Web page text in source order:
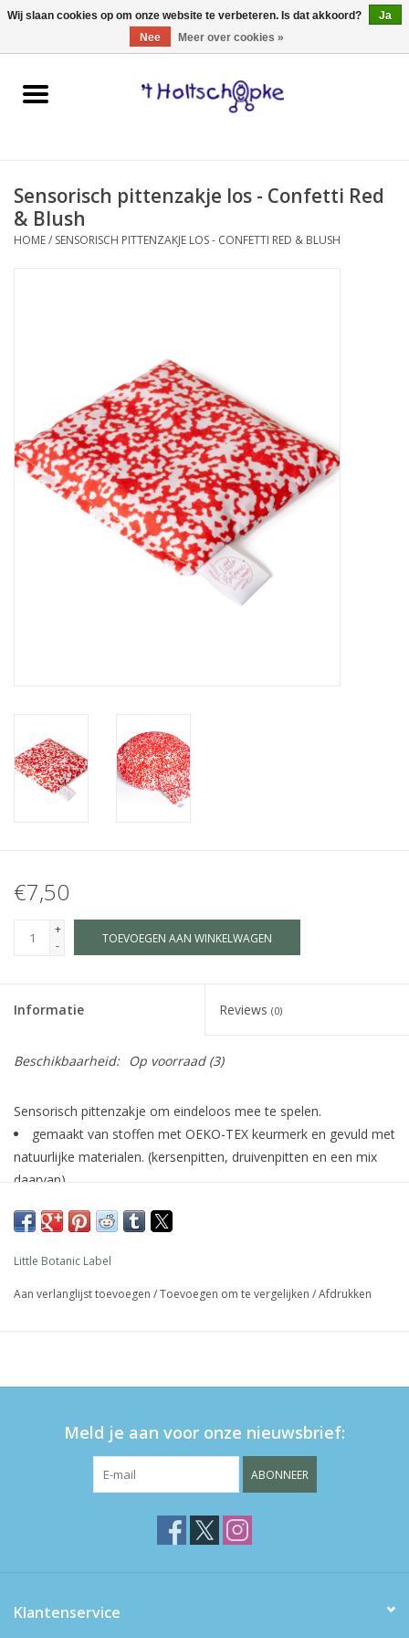
0 Artikelen - €0,00
Home
spellen
onderweg
eten & drinken
knuffels
Sensorisch pittenzakje los - Confetti Red
& Blush
HOME/ SENSORISCH PITTENZAKJE LOS - CONFETTI RED & BLUSH
€7,50
+
-
TOEVOEGEN AAN WINKELWAGEN
Informatie Reviews (0)
Beschikbaarheid: Op voorraad(3)
Sensorisch pittenzakje om eindeloos mee te spelen.
gemaakt van stoffen met OEKO-TEX keurmerk en gevuld met
natuurlijke materialen. (kersenpitten, druivenpitten en een mix
daarvan)
ca. 13x15cm (het formaat kan een beetje afwijken om
CE gecertificeerd
Little Botanic Label
Aan verlanglijst toevoegen /Toevoegen om te vergelijken /Afdrukken
Meld je aan voor onze nieuwsbrief:
ABONNEER
Klantenservice
Wij slaan cookies op om onze website te verbeteren. Is dat akkoord?
Ja
Nee
Meer over cookies »